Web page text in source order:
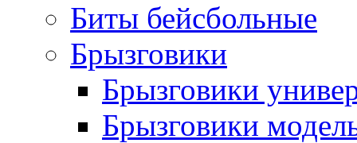
Биты бейсбольные
Брызговики
Брызговики
Брызговики